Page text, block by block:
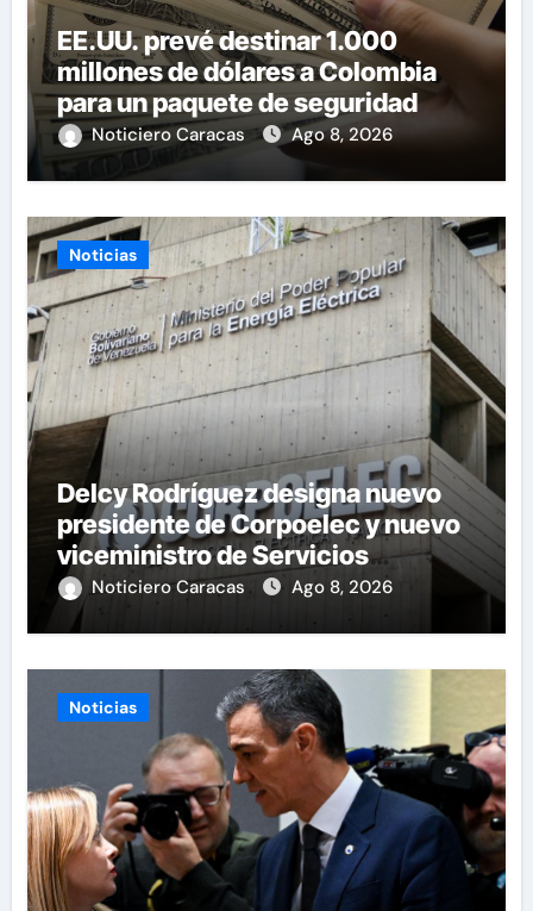
EE.UU. prevé destinar 1.000
millones de dólares a Colombia
para un paquete de seguridad
Noticiero Caracas Ago 8, 2026
Noticias
Delcy Rodríguez designa nuevo
presidente de Corpoelec y nuevo
viceministro de Servicios
Eléctricos
Noticiero Caracas Ago 8, 2026
Noticias